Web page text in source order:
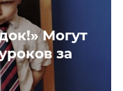
Могут
за